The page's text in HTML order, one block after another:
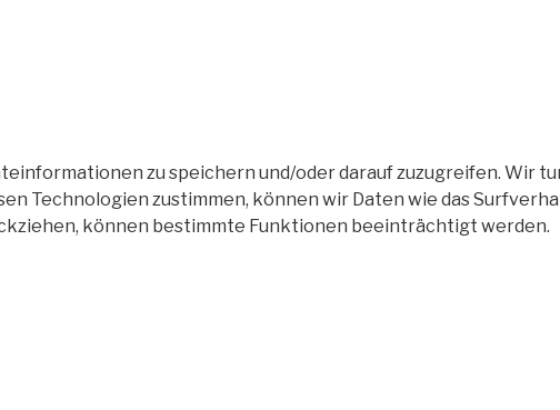
zu speichern und/oder darauf zuzugreifen. Wir
Technologien zustimmen, können wir Daten wie das
können bestimmte Funktionen beeinträchtigt werden.